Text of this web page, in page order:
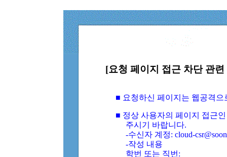
[요청 페이지 접근 차단 관
■ 요청하신 페이지는 웹공격
■ 정상 사용자의 페이지 접근
주시기 바랍니다.
-수신자 계정: cloud-
-작성 내용
학번 또는 직번: